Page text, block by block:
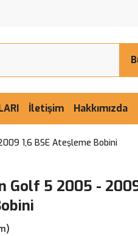
İletişim Hakkımızda
1,6 BSE Ateşleme Bobini
Golf 5 2005 -